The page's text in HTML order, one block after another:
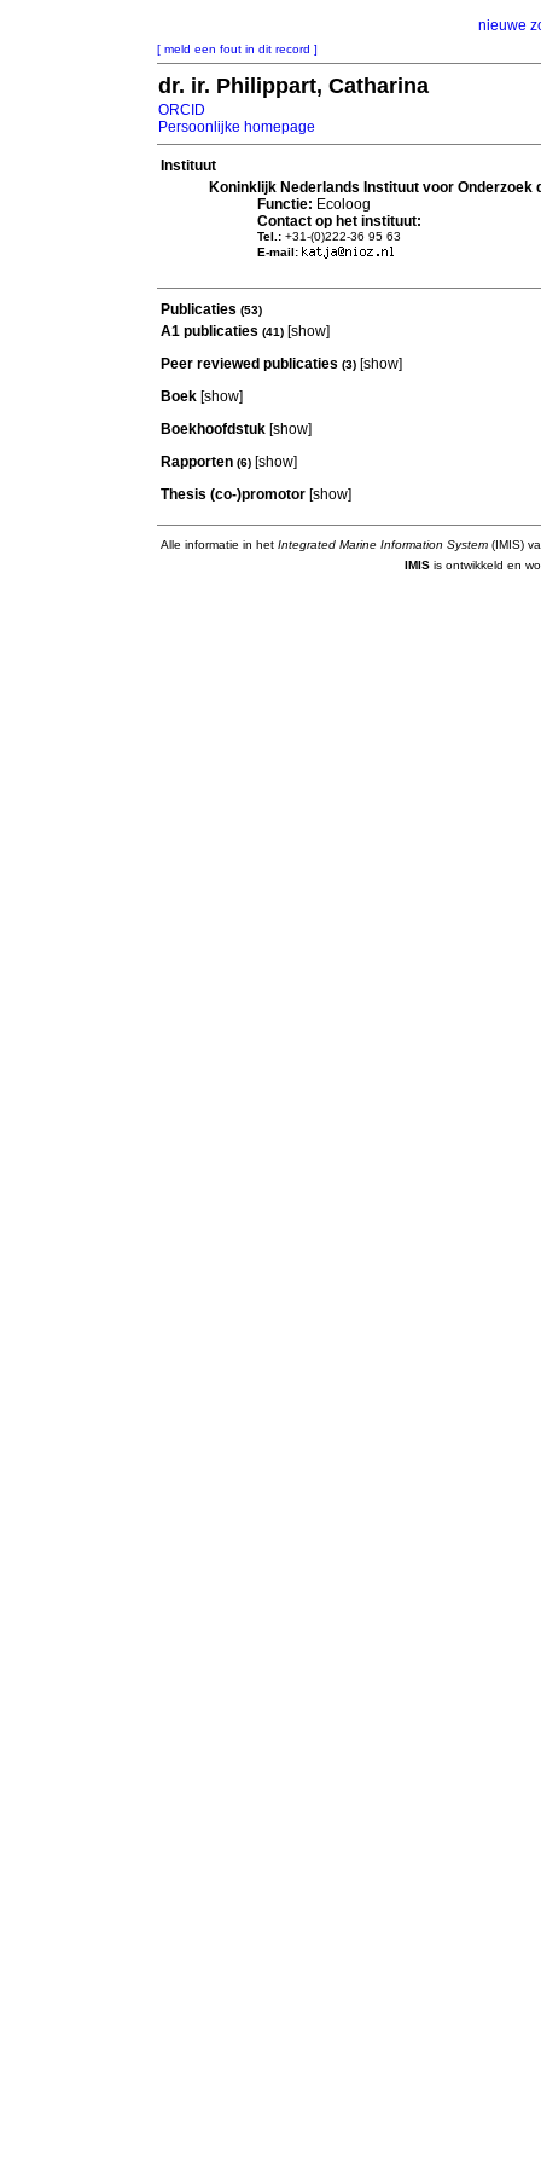
nieuwe
[ meld een fout in dit record ]
dr. ir. Philippart, Catharina
ORCID
Persoonlijke homepage
Instituut
Koninklijk Nederlands Instituut voor Onderzoek
Functie: Ecoloog
Contact op het instituut:
Tel.: +31-(0)222-36 95 63
E-mail:
Publicaties (53)
A1 publicaties (41) [show]
Peer reviewed publicaties (3) [show]
Boek [show]
Boekhoofdstuk [show]
Rapporten (6) [show]
Thesis (co-)promotor [show]
Alle informatie in het Integrated Marine Information System (IMIS)
IMIS is ontwikkeld en